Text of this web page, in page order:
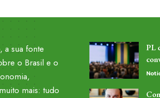
a sua fonte
o Brasil e o
mais: tudo
PL